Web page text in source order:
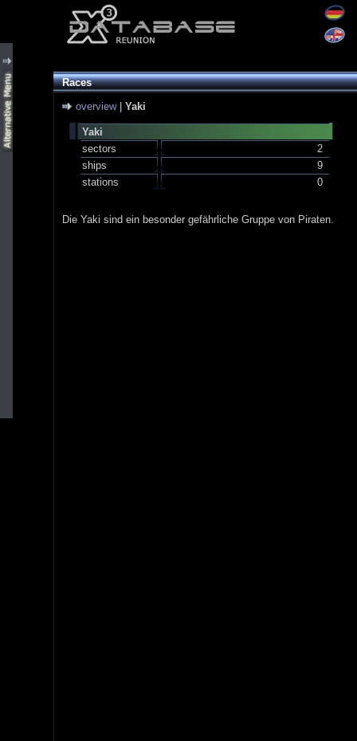
Races
overview| Yaki
Yaki
sectors
2
ships
9
stations
0
Die Yaki sind ein besonder gefährliche Gruppe von Piraten.